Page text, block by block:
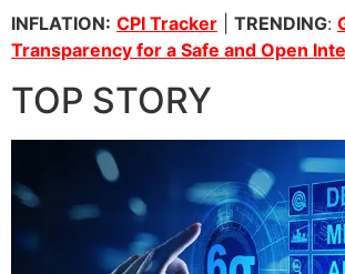
INFLATION: CPI Tracker TRENDING:
Transparency for a Safe and Open
TOP STORY